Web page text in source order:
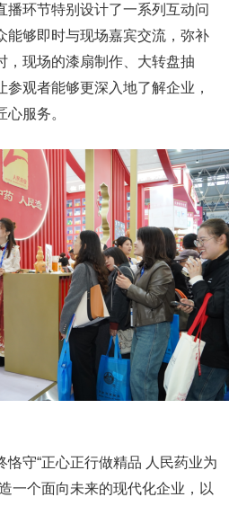
播环节特别设计了一系列互动问
能够即时与现场嘉宾交流，弥补
，现场的漆扇制作、大转盘抽
观者能够更深入地了解企业，
服务。
恪守“正心正行做精品 人民药业为
一个面向未来的现代化企业，以